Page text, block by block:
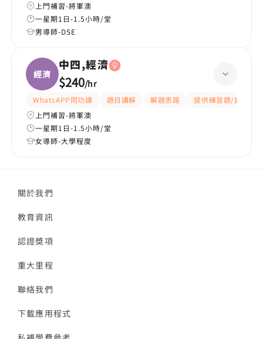
上門補習-將軍澳
一星期1日-1.5小時/堂
男導師-DSE
經濟
中四,經濟
$240/hr
WhatsAPP問功課 題目講解 解題思路
提供練習題/試題
上門補習-將軍澳
一星期1日-1.5小時/堂
女導師-大學程度
關於我們
教育資訊
認證獎項
重大里程
聯絡我們
下載應用程式